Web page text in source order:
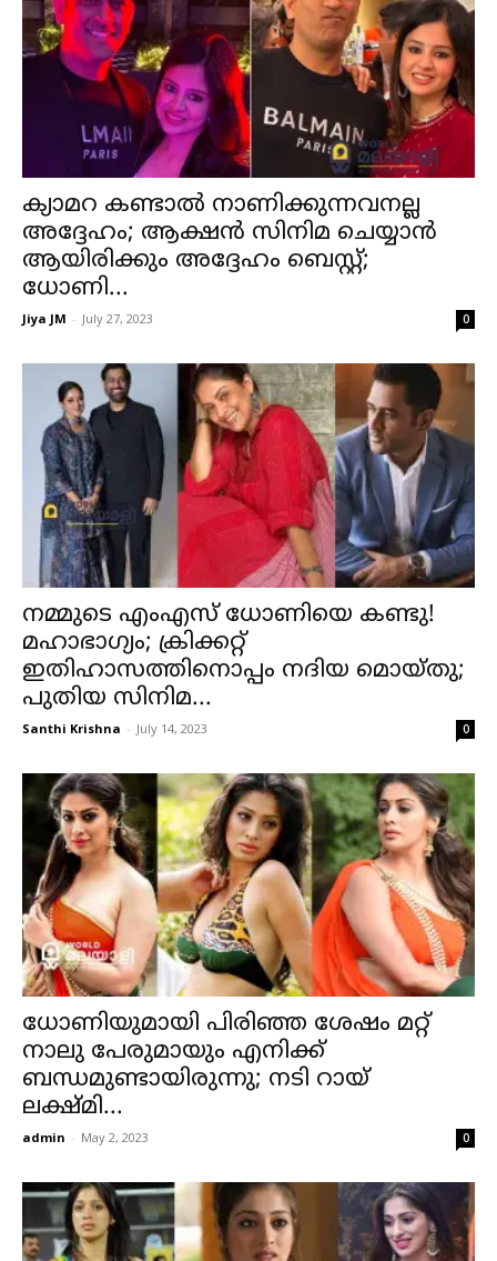
ക്യാമറ കണ്ടാൽ നാണിക്കുന്നവനല്ല
അദ്ദേഹം; ആക്ഷൻ സിനിമ ചെയ്യാൻ
ആയിരിക്കും അദ്ദേഹം ബെസ്റ്റ്;
ധോണി...
Jiya JM - July 27, 2023 0
നമ്മുടെ എംഎസ് ധോണിയെ കണ്ടു!
മഹാഭാഗ്യം; ക്രിക്കറ്റ്
ഇതിഹാസത്തിനൊപ്പം നദിയ മൊയ്തു;
പുതിയ സിനിമ...
Santhi Krishna - July 14, 2023 0
ധോണിയുമായി പിരിഞ്ഞ ശേഷം മറ്റ്
നാലു പേരുമായും എനിക്ക്
ബന്ധമുണ്ടായിരുന്നു; നടി റായ്
ലക്ഷ്മി...
admin - May 2, 2023 0